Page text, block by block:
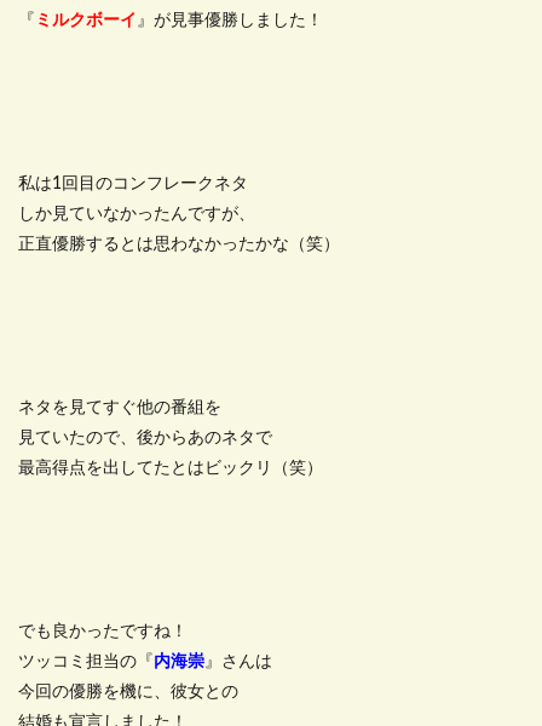
『 ミルクボーイ 』が見事優勝しました！
私は1回目のコンフレークネタ
しか見ていなかったんですが、
正直優勝するとは思わなかったかな（笑）
ネタを見てすぐ他の番組を
見ていたので、後からあのネタで
最高得点を出してたとはビックリ（笑）
でも良かったですね！
ツッコミ担当の『 内海崇』さんは
今回の優勝を機に、彼女との
結婚も宣言しました！